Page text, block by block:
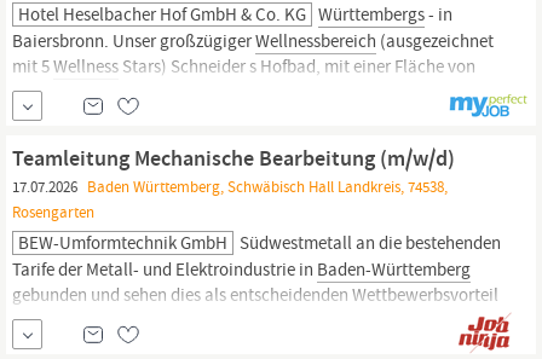
Hotel Heselbacher Hof GmbH & Co. KG Württembergs- in
Baiersbronn. Unser großzügigerWellnessbereich (ausgezeichnet
mit 5Wellness Stars) Schneider s Hofbad, mit einer Fläche von
über 2000qm, verfügt über verschiedene Saunen, Schwimmbad,
beheizter Außenpool, Naturbadeteich, Warmsprudelbecken,
Ruheräume, Behandlungskabinen für Kosmetik- und Massagen
sowie...
Teamleitung Mechanische Bearbeitung (m/w/d)
17.07.2026 Baden Württemberg, Schwäbisch Hall Landkreis, 74538,
Rosengarten
BEW-Umformtechnik GmbH Südwestmetall an die bestehenden
Tarife der Metall- und Elektroindustrie in Baden-Württemberg
gebunden und sehen dies als entscheidenden Wettbewerbsvorteil
für die Herausforderungen der Zukunft. Fahrradleasing mit
BusinessBike Einfache und preiswerte Möglichkeit zum neuen